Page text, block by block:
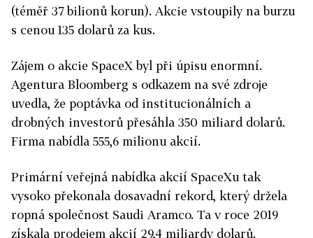
(téměř 37 bilionů korun). Akcie vstoupily na burzu
s cenou 135 dolarů za kus.
Zájem o akcie SpaceX byl při úpisu enormní.
Agentura Bloomberg s odkazem na své zdroje
uvedla, že poptávka od institucionálních a
drobných investorů přesáhla 350 miliard dolarů.
Firma nabídla 555,6 milionu akcií.
Primární veřejná nabídka akcií SpaceXu tak
vysoko překonala dosavadní rekord, který držela
ropná společnost Saudi Aramco. Ta v roce 2019
získala prodejem akcií 29,4 miliardy dolarů.